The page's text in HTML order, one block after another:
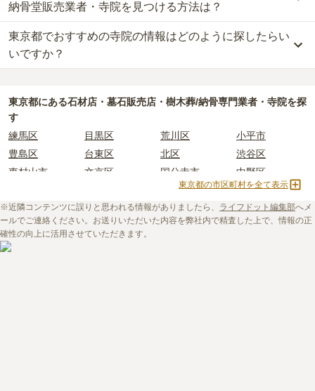
納骨堂販売業者・寺院を見つける方法は？
東京都で自分に合った業者を見つけるには、まず供養方法を決める
ことが大切です。
なぜなら供養の種類ごとに、依頼すべき業者が変わってくるからで
例えば、墓石のお墓で供養をしたい場合は「石材店」や「墓石販売
店」、お墓の後継ぎに心配がある方は、樹木葬や納骨堂を取り扱っ
ている「納骨堂販売業者」「寺院」を選びましょう。
もしどのような供養方法やお墓タイプが自分に合っているか迷った
また、ライフドットにご相談いただければ、お客様のご希望に合っ
た業者のご紹介や、お墓の見学予約などを承ることが可能です。
東京都でおすすめの寺院の情報はどのように探したらい
いですか？
方針や考え」「立地（通いやすさ）」などの情報を収集する事が大
切です。
長年にわたってご先祖様を供養する場所となるため、立地や費用な
すめします。
しかし、寺院に関する情報は公開されていないことも多く、実際に
ご自身で現地に行って確かめるしかない場合もあります。
ライフドットでは、寺院に関する基礎知識や選び方のポイントなど
を情報発信しています。
初めての寺院墓地選びに不安がある方はぜひ下記の記事をご一読く
ださい。
東京都にある石材店・墓石販売店・樹木葬/納骨専門業者・寺院を探
す
練馬区
目黒区 荒川区
小平市
豊島区
台東区 北区
渋谷区
東村山市
文京区 国分寺市
中野区
東大和市
西東京市
立川市
奥多摩町 瑞穂町
江東区
小金井市
日の出町 品川区
三鷹市
狛江市
東京都の市区町村を全て表示
※近隣コンテンツに誤りと思われる情報がありましたら、 ライフドット編集部へメ
ールでご連絡ください。お送りいただいた内容を弊社内で精査した上で、情報の正
確性の向上に活用させていただきます。